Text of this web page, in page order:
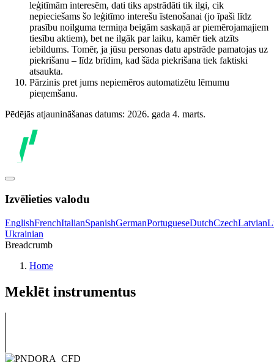
leģitīmām interesēm, dati tiks apstrādāti tik ilgi, cik
nepieciešams šo leģitīmo interešu īstenošanai (jo īpaši līdz
prasību noilguma termiņa beigām saskaņā ar piemērojamajiem
tiesību aktiem), bet ne ilgāk par laiku, kamēr tiek atzīts
iebildums. Tomēr, ja jūsu personas datu apstrāde pamatojas uz
piekrišanu – līdz brīdim, kad šāda piekrišana tiek faktiski
atsaukta.
Pārzinis pret jums nepiemēros automatizētu lēmumu
pieņemšanu.
Pēdējās atjaunināšanas datums: 2026. gada 4. marts.
Izvēlieties valodu
EnglishFrenchItalianSpanishGermanPortugueseDutchCzechLatvian
Ukrainian
Breadcrumb
Home
Meklēt instrumentus